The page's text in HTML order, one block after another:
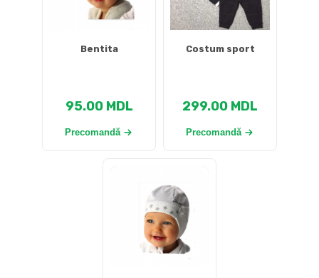
Bentita
95.00 MDL
Precomandă
Costum sport
299.00 MDL
Precomandă